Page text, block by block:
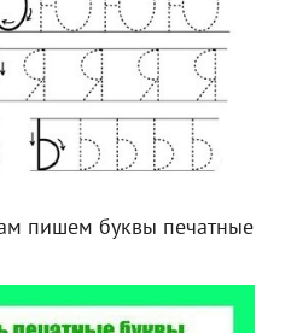
пишем буквы печатные